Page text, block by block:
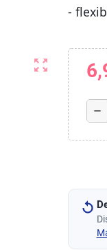
zoom_out_map
-
remove